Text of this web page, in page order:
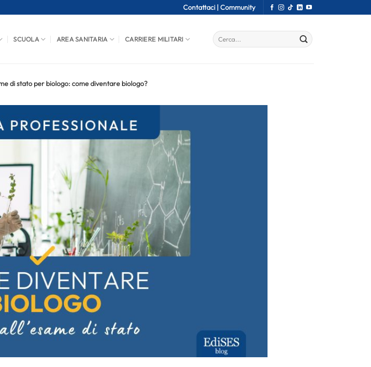
Contattaci | Community
SCUOLA AREA SANITARIA CARRIERE MILITARI
di stato per biologo: come diventare biologo?